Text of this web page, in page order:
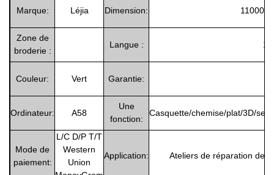
Marque: Léjia Dimension:
Zone de
broderie :
Langue :
Couleur: Vert Garantie:
Ordinateur: A58
Une
fonction:
Casquette/chemise/plat/3D/
Mode de
paiement:
L/C D/P T/T
Western
Union
Application: Ateliers de réparation de